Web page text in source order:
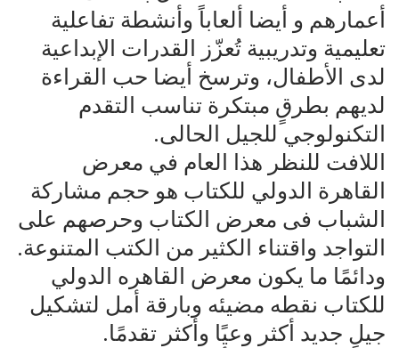
أعمارهم و أيضا ألعاباً وأنشطة تفاعلية
تعليمية وتدريبية تُعزّز القدرات الإبداعية
لدى الأطفال، وترسخ أيضا حب القراءة
لديهم بطرقٍ مبتكرة تناسب التقدم
التكنولوجي للجيل الحالى.
اللافت للنظر هذا العام في معرض
القاهرة الدولي للكتاب هو حجم مشاركة
الشباب فى معرض الكتاب وحرصهم على
التواجد واقتناء الكثير من الكتب المتنوعة.
ودائمًا ما يكون معرض القاهره الدولي
للكتاب نقطه مضيئه وبارقة أمل لتشكيل
جيلٍ جديد أكثر وعيًا وأكثر تقدمًا.